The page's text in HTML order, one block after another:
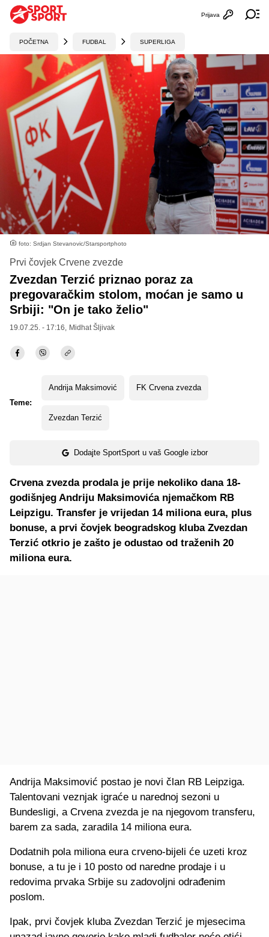
Otvori
Prijava
POČETNA FUDBAL SUPERLIGA
foto: Srdjan Stevanovic/Starsportphoto
Prvi čovjek Crvene zvezde
Zvezdan Terzić priznao poraz za
pregovaračkim stolom, moćan je samo u
Srbiji: "On je tako želio"
19.07.25. - 17:16, Midhat Šljivak
Teme:
Andrija Maksimović FK Crvena zvezda
Zvezdan Terzić
Dodajte SportSport u vaš Google izbor
Crvena zvezda prodala je prije nekoliko dana 18-
godišnjeg Andriju Maksimovića njemačkom RB
Leipzigu. Transfer je vrijedan 14 miliona eura, plus
bonuse, a prvi čovjek beogradskog kluba Zvezdan
Terzić otkrio je zašto je odustao od traženih 20
miliona eura.
Andrija Maksimović postao je novi član RB Leipziga.
Talentovani veznjak igraće u narednoj sezoni u
Bundesligi, a Crvena zvezda je na njegovom transferu,
barem za sada, zaradila 14 miliona eura.
Dodatnih pola miliona eura crveno-bijeli će uzeti kroz
bonuse, a tu je i 10 posto od naredne prodaje i u
redovima prvaka Srbije su zadovoljni odrađenim
poslom.
Ipak, prvi čovjek kluba Zvezdan Terzić je mjesecima